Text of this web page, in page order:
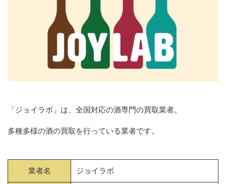
「ジョイラボ」は、全国対応の酒専門の買取業者。
多種多様の酒の買取を行っている業者です。
業者名 ジョイラボ